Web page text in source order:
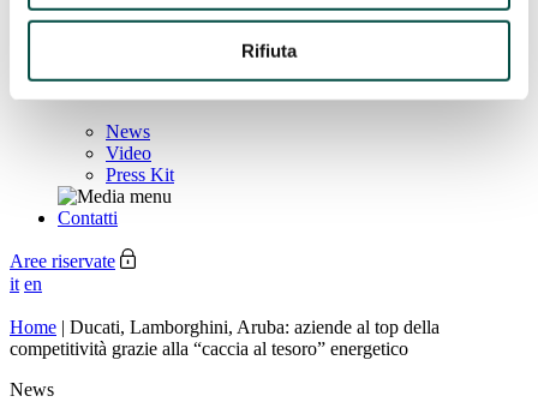
Rifiuta
Media
News
Video
Press Kit
Contatti
Aree riservate
it en
Home | Ducati, Lamborghini, Aruba: aziende al top della
competitività grazie alla “caccia al tesoro” energetico
News